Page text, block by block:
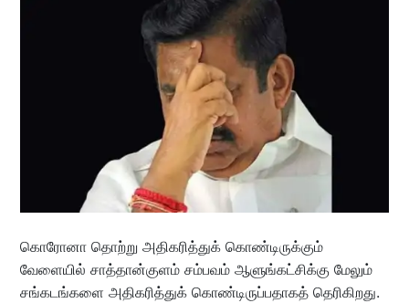
கொரோனா தொற்று அதிகரித்துக் கொண்டிருக்கும்
வேளையில் சாத்தான்குளம் சம்பவம் ஆளுங்கட்சிக்கு மேலும்
சங்கடங்களை அதிகரித்துக் கொண்டிருப்பதாகத் தெரிகிறது.